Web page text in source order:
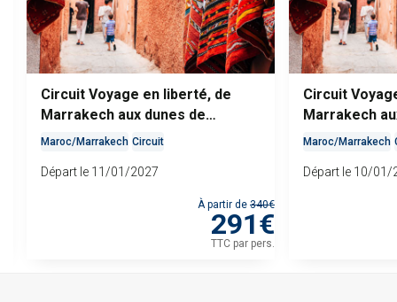
Circuit Voyage en liberté, de
Marrakech aux dunes de
Merzouga
Maroc/Marrakech Circuit
Départ le 11/01/2027
À partir de 340€
291€
TTC par pers.
Circuit
Marrakech
Merzouga
Maroc/Marrakech
Départ le 10/01/